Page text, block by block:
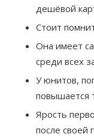
дешёвой
Стоит
Она имеет
среди всех
У юнитов,
повышается
Ярость
после своей